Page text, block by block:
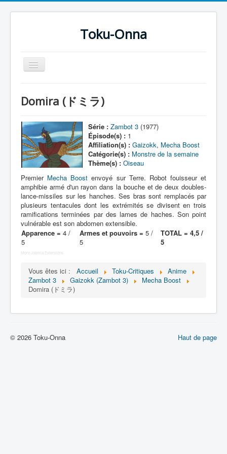
Toku-Onna
Basculer
la
Toku-Actrices
Toku-Critiques
Séries
Films
COSAA
Dessins
Artiste Asperger
Lexique
Muteki chôjin Zambot 3 (無敵 超人
invincible Zambot 3
Personnages
Domira (ドミラ)
Série : Zambot 3 (1977)
Épisode(s) : 1
Affiliation(s) : Gaizokk, Mecha Boost
Catégorie(s) : Monstre de la semaine
Thème(s) : Oiseau
Premier Mecha Boost envoyé sur Terre. Robot fouisseur et
amphibie armé d'un rayon dans la bouche et de deux doubles-
lance-missiles sur les hanches. Ses bras sont remplacés par
plusieurs tentacules dont les extrémités se divisent en trois
ramifications terminées par des lames de haches. Son point
vulnérable est son abdomen extensible.
Apparence = 4 /
5
Armes et pouvoirs = 5 /
5
TOTAL = 4,5 /
5
More Joomla Extensions
Vous êtes ici : Accueil Toku-Critiques
Anime
Zambot 3
Gaizokk (Zambot 3)
Mecha Boost
Domira (ドミラ)
Haut de page
© 2026 Toku-Onna